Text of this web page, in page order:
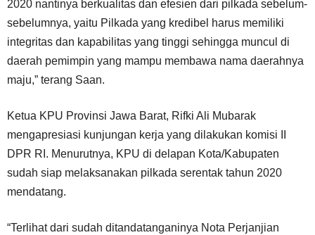
2020 nantinya berkualitas dan efesien dari pilkada sebelum-
sebelumnya, yaitu Pilkada yang kredibel harus memiliki
integritas dan kapabilitas yang tinggi sehingga muncul di
daerah pemimpin yang mampu membawa nama daerahnya
maju,” terang Saan.
Ketua KPU Provinsi Jawa Barat, Rifki Ali Mubarak
mengapresiasi kunjungan kerja yang dilakukan komisi II
DPR RI. Menurutnya, KPU di delapan Kota/Kabupaten
sudah siap melaksanakan pilkada serentak tahun 2020
mendatang.
“Terlihat dari sudah ditandatanganinya Nota Perjanjian